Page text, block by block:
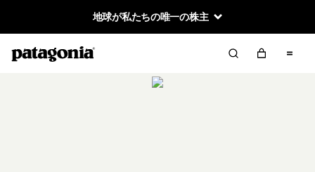
地球が私たちの唯一の株主